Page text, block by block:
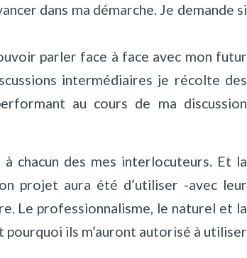
dans ma démarche. Je demande si
parler face à face avec mon futur
intermédiaires je récolte des
au cours de ma discussion
chacun des mes interlocuteurs. Et la
projet aura été d’utiliser -avec leur
Le professionnalisme, le naturel et la
pourquoi ils m’auront autorisé à utiliser